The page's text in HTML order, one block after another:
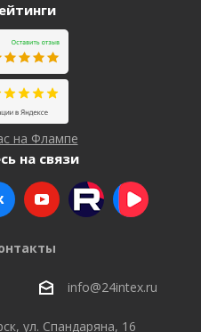
на Флампе
на связи
info@24intex.ru
ул. Спандаряна, 16